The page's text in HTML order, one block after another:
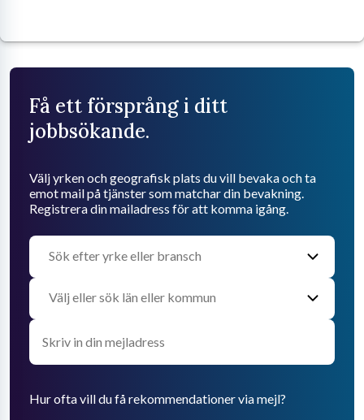
Få ett försprång i ditt
jobbsökande.
Välj yrken och geografisk plats du vill bevaka och ta
emot mail på tjänster som matchar din bevakning.
Registrera din mailadress för att komma igång.
Hur ofta vill du få rekommendationer via mejl?